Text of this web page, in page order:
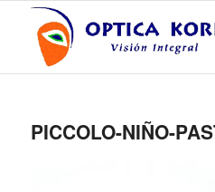
PICCOLO-NIÑO-